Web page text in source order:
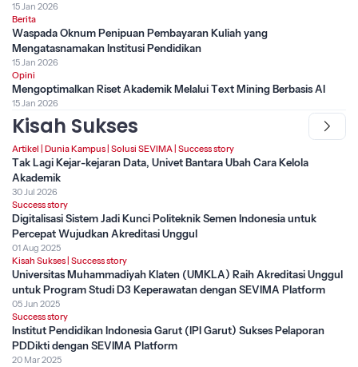
15 Jan 2026
Berita
Waspada Oknum Penipuan Pembayaran Kuliah yang
Mengatasnamakan Institusi Pendidikan
15 Jan 2026
Opini
Mengoptimalkan Riset Akademik Melalui Text Mining Berbasis AI
15 Jan 2026
Kisah Sukses
Artikel Dunia Kampus Solusi SEVIMA Success story
Tak Lagi Kejar-kejaran Data, Univet Bantara Ubah Cara Kelola
Akademik
30 Jul 2026
Success story
Digitalisasi Sistem Jadi Kunci Politeknik Semen Indonesia untuk
Percepat Wujudkan Akreditasi Unggul
01 Aug 2025
Kisah Sukses Success story
Universitas Muhammadiyah Klaten (UMKLA) Raih Akreditasi Unggul
untuk Program Studi D3 Keperawatan dengan SEVIMA Platform
05 Jun 2025
Success story
Institut Pendidikan Indonesia Garut (IPI Garut) Sukses Pelaporan
PDDikti dengan SEVIMA Platform
20 Mar 2025